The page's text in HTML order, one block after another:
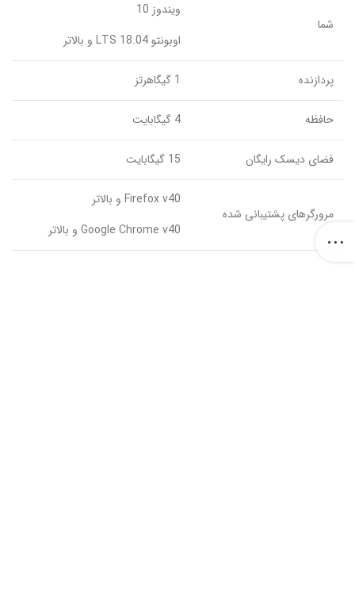
شما
ویندوز 10
اوبونتو 18.04 LTS و بالاتر
پردازنده 1 گیگاهرتز
حافظه 4 گیگابایت
فضای دیسک رایگان 15 گیگابایت
مرورگرهای پشتیبانی شده
Firefox v40 و بالاتر
Google Chrome v40 و بالاتر